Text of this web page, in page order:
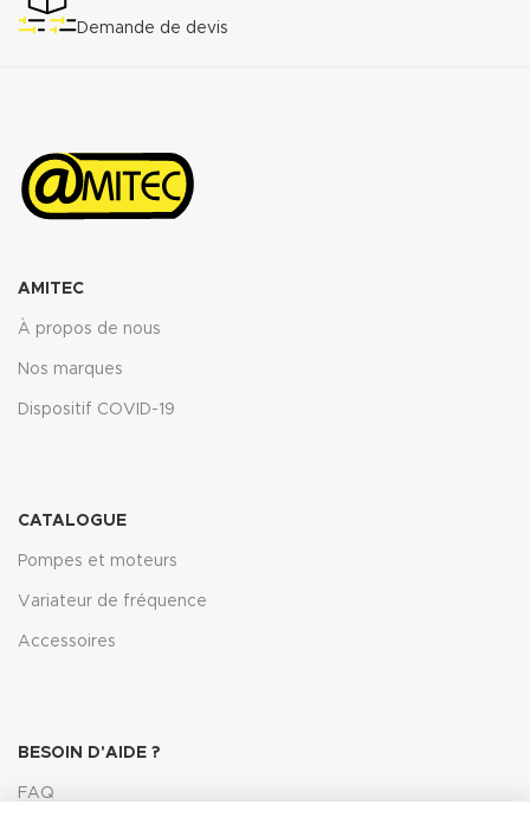
Demande de devis
AMITEC
À propos de nous
Nos marques
Dispositif COVID-19
CATALOGUE
Pompes et moteurs
Variateur de fréquence
Accessoires
BESOIN D'AIDE ?
FAQ